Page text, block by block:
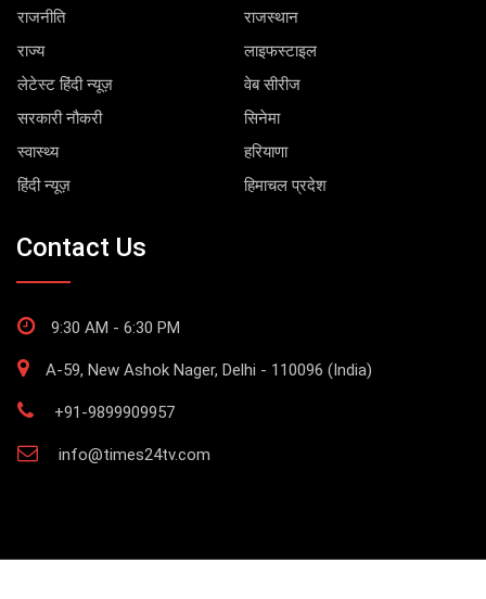
राजनीति
राजस्थान
राज्य
लाइफस्टाइल
लेटेस्ट हिंदी न्यूज़
वेब सीरीज
सरकारी नौकरी
सिनेमा
स्वास्थ्य
हरियाणा
हिंदी न्यूज़
हिमाचल प्रदेश
Contact Us
9:30 AM - 6:30 PM
A-59, New Ashok Nager, Delhi - 110096 (India)
+91-9899909957
info@times24tv.com